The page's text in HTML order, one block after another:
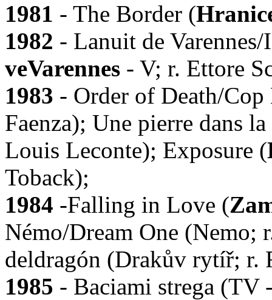
1981 - The Border (
1982 - Lanuit de
veVarennes - V; r. Ettore
1983 - Order of Death/
Faenza); Une pierre dans
Louis Leconte); Exposure (
Toback);
1984 -Falling in Love (
Némo/Dream One (Nemo;
deldragón (Drakův rytíř; r.
1985 - Baciami strega (TV